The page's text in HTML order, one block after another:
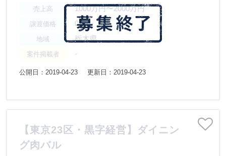
売上高 1000万円〜2000万円
譲渡価格 0円〜
地域 栃木県
案件掲載者 -
公開日：2019-04-23 更新日：2019-04-23
【東京23区・黒字経営】ダイニン
グ肉バル